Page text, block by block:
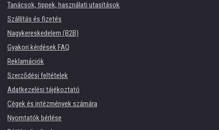
Tanácsok, tippek, használati utasítások
Szállítás és fizetés
Nagykereskedelem (B2B)
Gyakori kérdések FAQ
Reklamációk
Szerződési feltételek
Adatkezelési tájékoztató
Cégek és intézmények számára
Nyomtatók bérlése